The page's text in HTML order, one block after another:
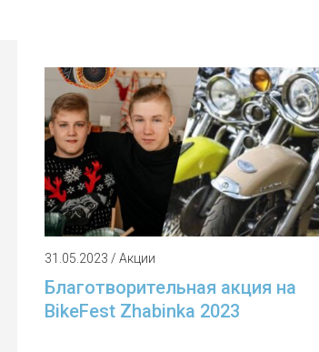
31.05.2023 / Акции
Благотворительная акция на
BikeFest Zhabinka 2023